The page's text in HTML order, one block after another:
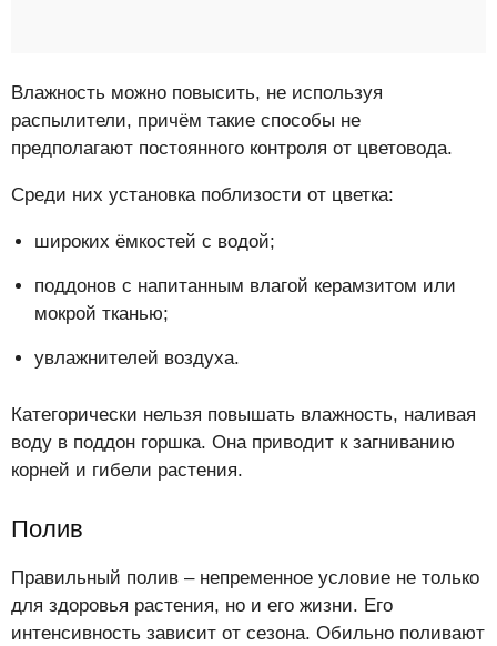
Влажность можно повысить, не используя
распылители, причём такие способы не
предполагают постоянного контроля от цветовода.
Среди них установка поблизости от цветка:
широких ёмкостей с водой;
поддонов с напитанным влагой керамзитом или
мокрой тканью;
увлажнителей воздуха.
Категорически нельзя повышать влажность, наливая
воду в поддон горшка. Она приводит к загниванию
корней и гибели растения.
Полив
Правильный полив – непременное условие не только
для здоровья растения, но и его жизни. Его
интенсивность зависит от сезона. Обильно поливают